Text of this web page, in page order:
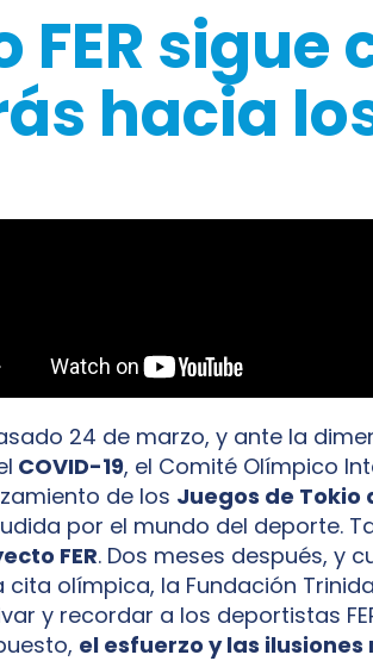
FER
hacia
24 de marzo, y ante la
COVID-19, el Comité Olímpico
de los Juegos de Tokio
por el mundo del deporte.
FER. Dos meses después, y
cita olímpica, la Fundación
y recordar a los deportistas
el esfuerzo y las